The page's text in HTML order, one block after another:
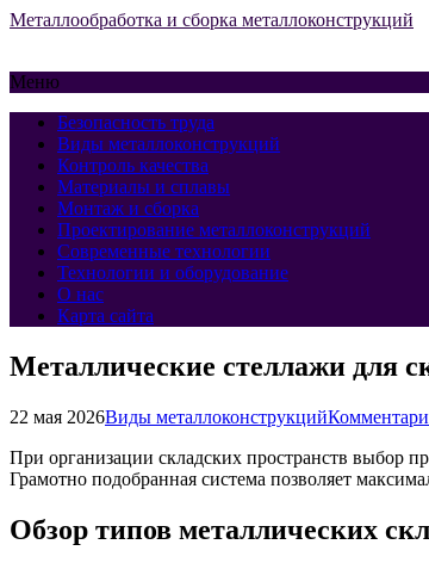
Металлообработка и сборка металлоконструкций
Меню
Безопасность труда
Виды металлоконструкций
Контроль качества
Материалы и сплавы
Монтаж и сборка
Проектирование металлоконструкций
Современные технологии
Технологии и оборудование
О нас
Карта сайта
Металлические стеллажи для
22 мая 2026Виды металлоконструкций
При организации складских пространств выбор
Грамотно подобранная система позволяет
Обзор типов металлических